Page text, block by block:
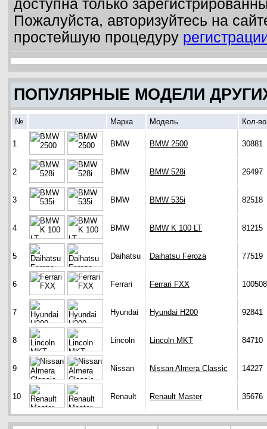
доступна только
Пожалуйста, авторизуйтесь на
простейшую процедуру
ПОПУЛЯРНЫЕ МОДЕЛИ
№ Марка Модель Кол-
1 BMW BMW 2500 30881
2 BMW BMW 528i 26497
3 BMW BMW 535i 82518
4 BMW BMW K 100 LT 81215
5 Daihatsu Daihatsu Feroza 77519
6 Ferrari Ferrari FXX 100508
7 Hyundai Hyundai H200 92841
8 Lincoln Lincoln MKT 84710
9 Nissan Nissan Almera Classic 14227
10 Renault Renault Master 35676